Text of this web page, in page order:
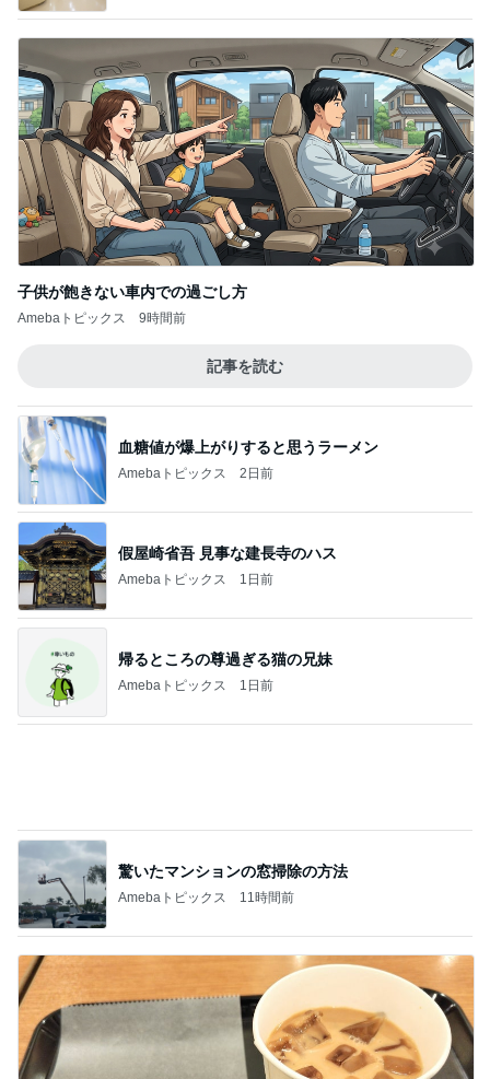
子供が飽きない車内での過ごし方
Amebaトピックス 9時間前
記事を読む
Amebaトピックス 2日前
假屋崎省吾 見事な建長寺のハス
Amebaトピックス 1日前
帰るところの尊過ぎる猫の兄妹
Amebaトピックス 1日前
驚いたマンションの窓掃除の方法
Amebaトピックス 11時間前
ミスドドーナツの意外なカロリー
Amebaトピックス
記事を読む